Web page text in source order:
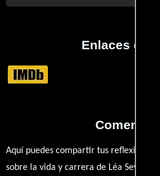
Enlaces
Aquí puedes compartir tus reflexiones,
sobre la vida y carrera de Léa Seydoux.